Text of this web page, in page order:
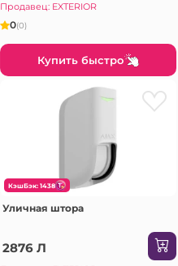
Продавец: EXTERIOR
0(0)
Купить быстро
КэшБэк: 1438
Уличная штора
2876 Л